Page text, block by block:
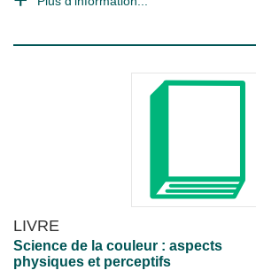
LIVRE
Science de la couleur : aspects
physiques et perceptifs